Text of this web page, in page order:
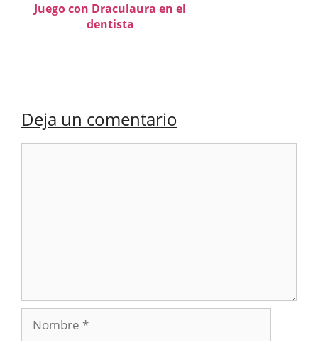
Juego con Draculaura en el
dentista
Deja un comentario
Nombre